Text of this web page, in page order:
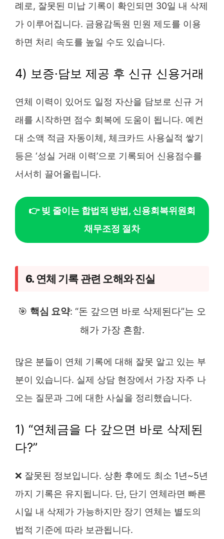
례로, 잘못된 미납 기록이 확인되면 30일 내 삭제
가 이루어집니다. 금융감독원 민원 제도를 이용
하면 처리 속도를 높일 수도 있습니다.
4) 보증·담보 제공 후 신규 신용거래
연체 이력이 있어도 일정 자산을 담보로 신규 거
래를 시작하면 점수 회복에 도움이 됩니다. 예컨
대 소액 적금 자동이체, 체크카드 사용실적 쌓기
등은 ‘성실 거래 이력’으로 기록되어 신용점수를
서서히 끌어올립니다.
👉 빚 줄이는 합법적 방법, 신용회복위원회
채무조정 절차
6. 연체 기록 관련 오해와 진실
🎯 핵심 요약: “돈 갚으면 바로 삭제된다”는 오
해가 가장 흔함.
많은 분들이 연체 기록에 대해 잘못 알고 있는 부
분이 있습니다. 실제 상담 현장에서 가장 자주 나
오는 질문과 그에 대한 사실을 정리했습니다.
1) “연체금을 다 갚으면 바로 삭제된
다?”
❌ 잘못된 정보입니다. 상환 후에도 최소 1년~5년
까지 기록은 유지됩니다. 단, 단기 연체라면 빠른
시일 내 삭제가 가능하지만 장기 연체는 별도의
법적 기준에 따라 보관됩니다.